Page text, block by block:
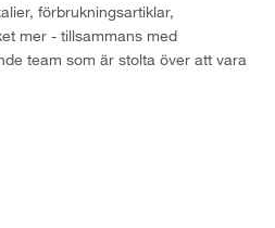
förbrukningsartiklar,
mer - tillsammans med
team som är stolta över att vara